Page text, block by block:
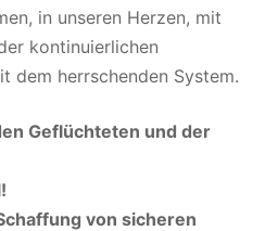
in unseren Herzen, mit
kontinuierlichen
dem herrschenden System.
Geflüchteten und der
von sicheren